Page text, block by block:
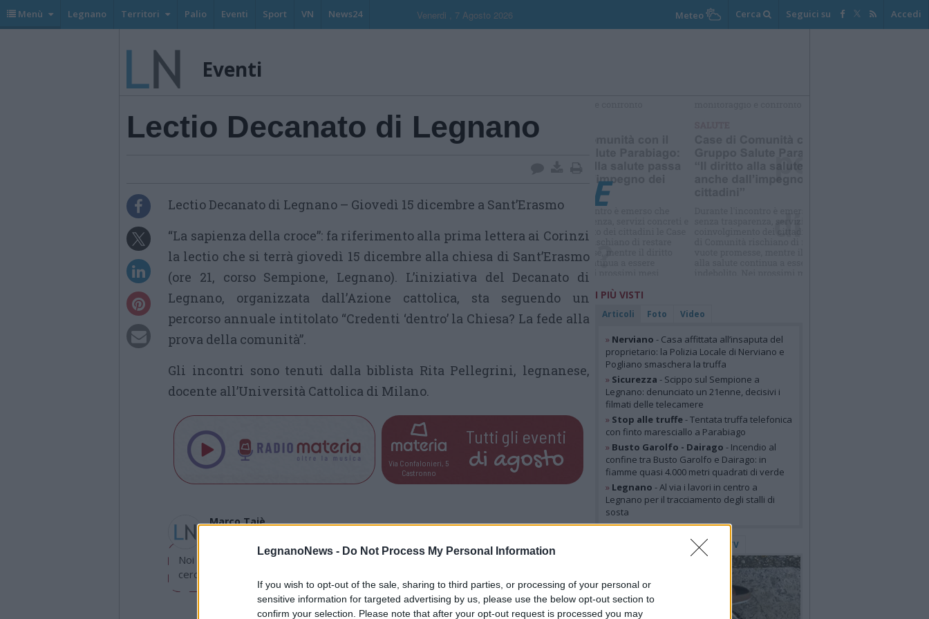
LegnanoNews - Do Not Process My Personal Information
If you wish to opt-out of the sale, sharing to third parties, or processing of your personal or
sensitive information for targeted advertising by us, please use the below opt-out section to
confirm your selection. Please note that after your opt-out request is processed you may
Menù Legnano Territori Palio Eventi Sport VN News24 Venerdi , 7 Agosto 2026 Meteo Cerca Seguici su Accedi
Eventi
Lectio Decanato di Legnano
Lectio Decanato di Legnano – Giovedì 15 dicembre a Sant’Erasmo
“La sapienza della croce”: fa riferimento alla prima lettera ai Corinzi
la lectio che si terrà giovedì 15 dicembre alla chiesa di Sant’Erasmo
(ore 21, corso Sempione, Legnano). L’iniziativa del Decanato di
Legnano, organizzata dall’Azione cattolica, sta seguendo un
percorso annuale intitolato “Credenti ‘dentro’ la Chiesa? La fede alla
prova della comunità”.
Gli incontri sono tenuti dalla biblista Rita Pellegrini, legnanese,
docente all’Università Cattolica di Milano.
Via Confalonieri, 5
Castronno
Tutti gli eventi
di agosto
Marco Tajè
Noi di LegnanoNews abbiamo a cuore l'informazione del nostro territorio e
cerchiamo di essere sempre in prima linea per informarvi in modo puntuale.
I PIÙ VISTI
Articoli Foto Video
» Nerviano - Casa affittata all’insaputa del
proprietario: la Polizia Locale di Nerviano e
Pogliano smaschera la truffa
» Sicurezza - Scippo sul Sempione a
Legnano: denunciato un 21enne, decisivi i
filmati delle telecamere
» Stop alle truffe- Tentata truffa telefonica
con finto maresciallo a Parabiago
» Busto Garolfo - Dairago - Incendio al
confine tra Busto Garolfo e Dairago: in
fiamme quasi 4.000 metri quadrati di verde
» Legnano - Al via i lavori in centro a
Legnano per il tracciamento degli stalli di
sosta
Gallerie Fotografiche WebTV